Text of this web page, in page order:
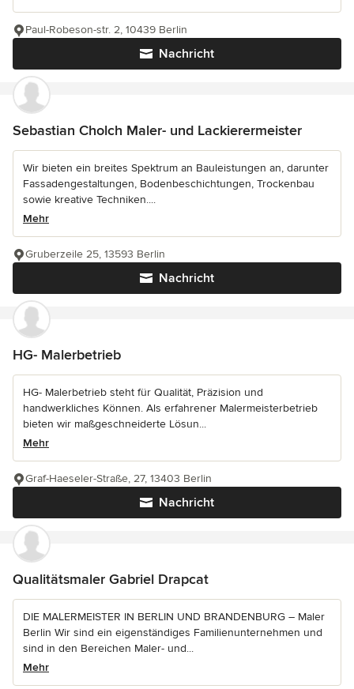
Nachricht
Paul-Robeson-str. 2, 10439 Berlin
Sebastian Cholch Maler- und Lackierermeister
Wir bieten ein breites Spektrum an Bauleistungen an, darunter
Fassadengestaltungen, Bodenbeschichtungen, Trockenbau
sowie kreative Techniken....
Mehr
Nachricht
Gruberzeile 25, 13593 Berlin
HG- Malerbetrieb
HG- Malerbetrieb steht für Qualität, Präzision und
handwerkliches Können. Als erfahrener Malermeisterbetrieb
bieten wir maßgeschneiderte Lösun...
Mehr
Nachricht
Graf-Haeseler-Straße, 27, 13403 Berlin
Qualitätsmaler Gabriel Drapcat
DIE MALERMEISTER IN BERLIN UND BRANDENBURG – Maler
Berlin Wir sind ein eigenständiges Familienunternehmen und
sind in den Bereichen Maler- und...
Mehr